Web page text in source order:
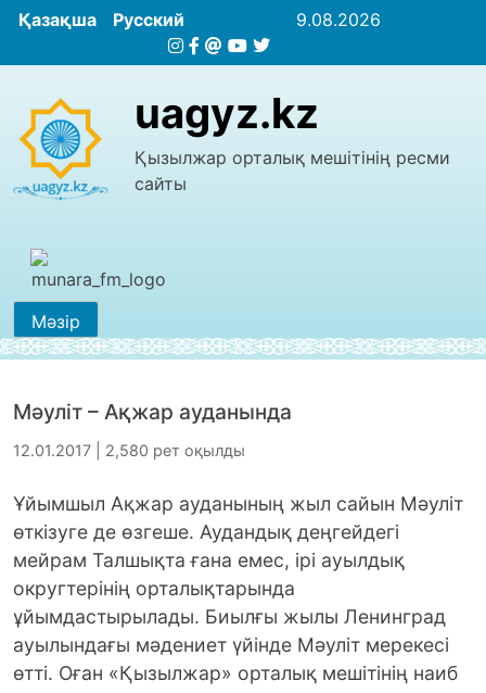
Қазақша Русский 9.08.2026
uagyz.kz
Қызылжар орталық мешітінің ресми
сайты
Мәзір
Мәуліт – Ақжар ауданында
12.01.2017 | 2,580 рет оқылды
Ұйымшыл Ақжар ауданының жыл сайын Мәуліт
өткізуге де өзгеше. Аудандық деңгейдегі
мейрам Талшықта ғана емес, ірі ауылдық
округтерінің орталықтарында
ұйымдастырылады. Биылғы жылы Ленинград
ауылындағы мәдениет үйінде Мәуліт мерекесі
өтті. Оған «Қызылжар» орталық мешітінің наиб